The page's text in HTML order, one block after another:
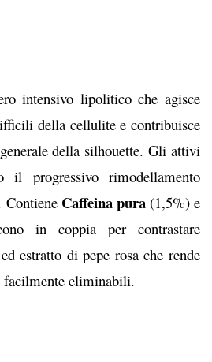
intensivo lipolitico che agisce
della cellulite e contribuisce
della silhouette. Gli attivi
il progressivo rimodellamento
Contiene Caffeina pura(1,5%) e
in coppia per contrastare
estratto di pepe rosa che rende
facilmente eliminabili.